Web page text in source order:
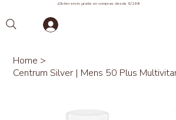
¡Obtén envío gratis en compras desde S/299!
Home >